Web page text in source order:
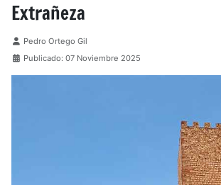
Extrañeza
Detalles
Pedro Ortego Gil
Publicado: 07 Noviembre 2025